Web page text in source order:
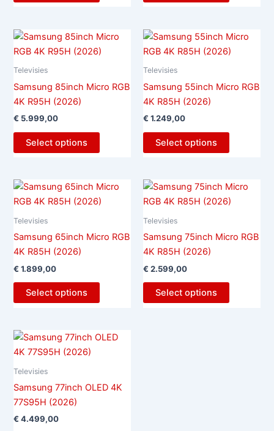
Televisies
Samsung 85inch Micro RGB
4K R95H (2026)
€ 5.999,00
Select options
Televisies
Samsung 55inch Micro RGB
4K R85H (2026)
€ 1.249,00
Select options
Televisies
Samsung 65inch Micro RGB
4K R85H (2026)
€ 1.899,00
Select options
Televisies
Samsung 75inch Micro RGB
4K R85H (2026)
€ 2.599,00
Select options
Televisies
Samsung 77inch OLED 4K
77S95H (2026)
€ 4.499,00